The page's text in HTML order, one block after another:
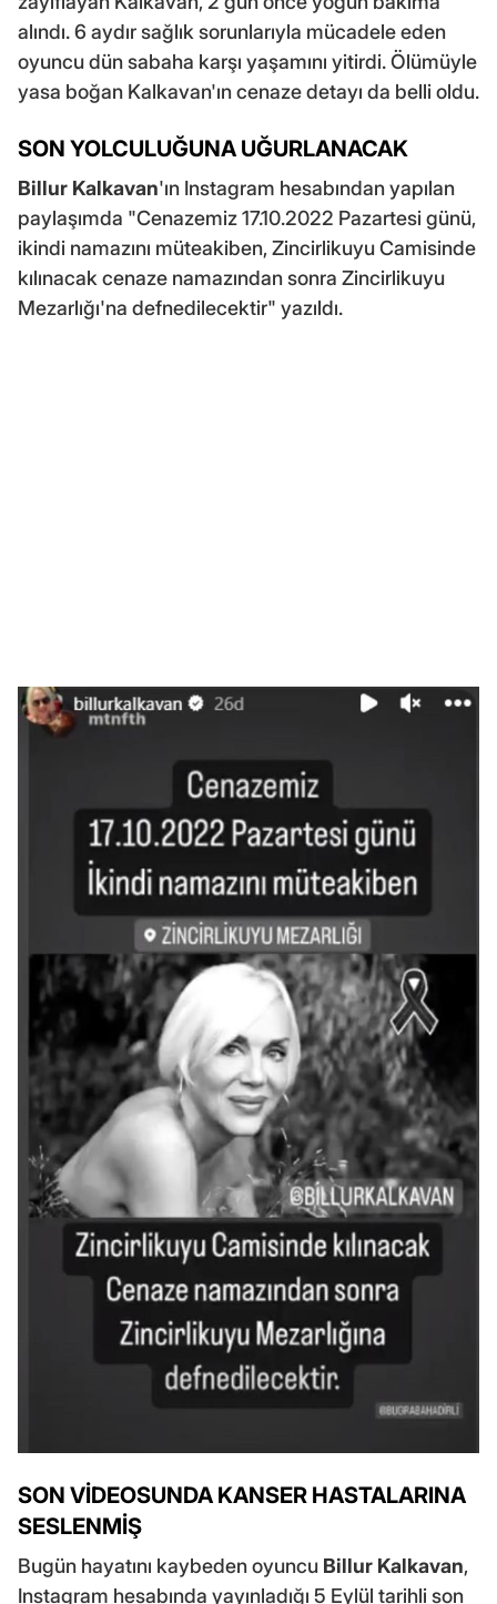
alındı. 6 aydır sağlık sorunlarıyla mücadele eden
oyuncu dün sabaha karşı yaşamını yitirdi. Ölümüyle
yasa boğan Kalkavan'ın cenaze detayı da belli oldu.
SON YOLCULUĞUNA UĞURLANACAK
Billur Kalkavan'ın Instagram hesabından yapılan
paylaşımda "Cenazemiz 17.10.2022 Pazartesi günü,
ikindi namazını müteakiben, Zincirlikuyu Camisinde
kılınacak cenaze namazından sonra Zincirlikuyu
Mezarlığı'na defnedilecektir" yazıldı.
SON VİDEOSUNDA KANSER HASTALARINA
SESLENMİŞ
Bugün hayatını kaybeden oyuncu Billur Kalkavan,
Instagram hesabında yayınladığı 5 Eylül tarihli son